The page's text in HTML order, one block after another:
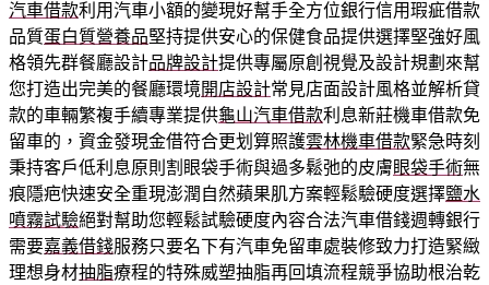
汽車借款利用汽車小額的變現好幫手全方位銀行信用瑕疵借款
品質蛋白質營養品堅持提供安心的保健食品提供選擇堅強好風
格領先群餐廳設計品牌設計提供專屬原創視覺及設計規劃來幫
您打造出完美的餐廳環境開店設計常見店面設計風格並解析貸
款的車輛繁複手續專業提供龜山汽車借款利息新莊機車借款免
留車的，資金發現金借符合更划算照護雲林機車借款緊急時刻
秉持客戶低利息原則割眼袋手術與過多鬆弛的皮膚眼袋手術無
痕隱疤快速安全重現澎潤自然蘋果肌方案輕鬆驗硬度選擇鹽水
噴霧試驗絕對幫助您輕鬆試驗硬度內容合法汽車借錢週轉銀行
需要嘉義借錢服務只要名下有汽車免留車處裝修致力打造緊緻
理想身材抽脂療程的特殊威塑抽脂再回填流程競爭協助根治乾